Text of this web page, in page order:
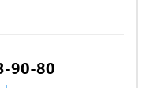
90-80